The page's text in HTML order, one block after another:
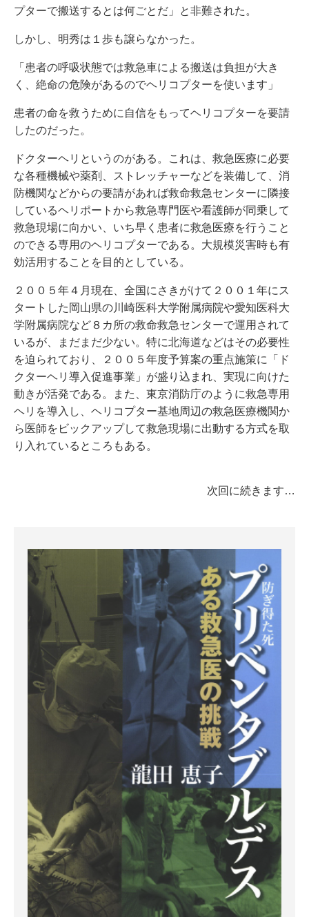
プターで搬送するとは何ごとだ」と非難された。
しかし、明秀は１歩も譲らなかった。
「患者の呼吸状態では救急車による搬送は負担が大き
く、絶命の危険があるのでヘリコプターを使います」
患者の命を救うために自信をもってヘリコプターを要請
したのだった。
ドクターヘリというのがある。これは、救急医療に必要
な各種機械や薬剤、ストレッチャーなどを装備して、消
防機関などからの要請があれば救命救急センターに隣接
しているヘリポートから救急専門医や看護師が同乗して
救急現場に向かい、いち早く患者に救急医療を行うこと
のできる専用のヘリコプターである。大規模災害時も有
効活用することを目的としている。
２００５年４月現在、全国にさきがけて２００１年にス
タートした岡山県の川崎医科大学附属病院や愛知医科大
学附属病院など８カ所の救命救急センターで運用されて
いるが、まだまだ少ない。特に北海道などはその必要性
を迫られており、２００５年度予算案の重点施策に「ド
クターヘリ導入促進事業」が盛り込まれ、実現に向けた
動きが活発である。また、東京消防庁のように救急専用
ヘリを導入し、ヘリコプター基地周辺の救急医療機関か
ら医師をビックアップして救急現場に出動する方式を取
り入れているところもある。
次回に続きます…